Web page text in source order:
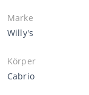
Marke
Willy's
Körper
Cabrio